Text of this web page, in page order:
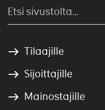
Tilaajille
Sijoittajille
Mainostajille